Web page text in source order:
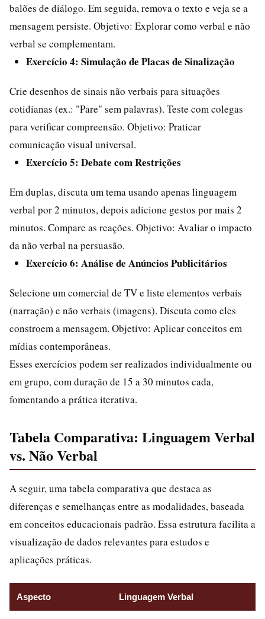
balões de diálogo. Em seguida, remova o texto e veja se a
mensagem persiste. Objetivo: Explorar como verbal e não
verbal se complementam.
Exercício 4: Simulação de Placas de Sinalização
Crie desenhos de sinais não verbais para situações
cotidianas (ex.: "Pare" sem palavras). Teste com colegas
para verificar compreensão. Objetivo: Praticar
comunicação visual universal.
Exercício 5: Debate com Restrições
Em duplas, discuta um tema usando apenas linguagem
verbal por 2 minutos, depois adicione gestos por mais 2
minutos. Compare as reações. Objetivo: Avaliar o impacto
da não verbal na persuasão.
Exercício 6: Análise de Anúncios Publicitários
Selecione um comercial de TV e liste elementos verbais
(narração) e não verbais (imagens). Discuta como eles
constroem a mensagem. Objetivo: Aplicar conceitos em
mídias contemporâneas.
Esses exercícios podem ser realizados individualmente ou
em grupo, com duração de 15 a 30 minutos cada,
fomentando a prática iterativa.
Tabela Comparativa: Linguagem Verbal
vs. Não Verbal
A seguir, uma tabela comparativa que destaca as
diferenças e semelhanças entre as modalidades, baseada
em conceitos educacionais padrão. Essa estrutura facilita a
visualização de dados relevantes para estudos e
aplicações práticas.
Aspecto Linguagem Verbal